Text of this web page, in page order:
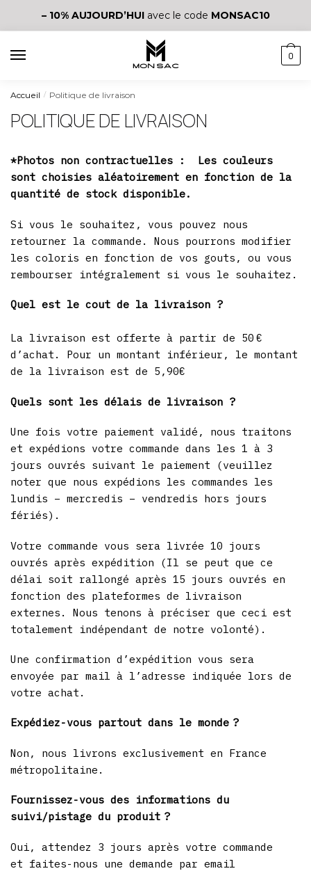
– 10% AUJOURD’HUIavec le code MONSAC10
0
Accueil / Politique de livraison
POLITIQUE DE LIVRAISON
*Photos non contractuelles : Les couleurs
sont choisies aléatoirement en fonction de la
quantité de stock disponible.
Si vous le souhaitez, vous pouvez nous
retourner la commande. Nous pourrons modifier
les coloris en fonction de vos gouts, ou vous
rembourser intégralement si vous le souhaitez.
Quel est le cout de la livraison ?
La livraison est offerte à partir de 50 €
d’achat. Pour un montant inférieur, le montant
de la livraison est de 5,90€
Quels sont les délais de livraison ?
Une fois votre paiement validé, nous traitons
et expédions votre commande dans les 1 à 3
jours ouvrés suivant le paiement (veuillez
noter que nous expédions les commandes les
lundis – mercredis – vendredis hors jours
fériés).
Votre commande vous sera livrée 10 jours
ouvrés après expédition (Il se peut que ce
délai soit rallongé après 15 jours ouvrés en
fonction des plateformes de livraison
externes. Nous tenons à préciser que ceci est
totalement indépendant de notre volonté).
Une confirmation d’expédition vous sera
envoyée par mail à l’adresse indiquée lors de
votre achat.
Expédiez-vous partout dans le monde ?
Non, nous livrons exclusivement en France
métropolitaine.
Fournissez-vous des informations du
suivi/pistage du produit ?
Oui, attendez 3 jours après votre commande
et faites-nous une demande par email